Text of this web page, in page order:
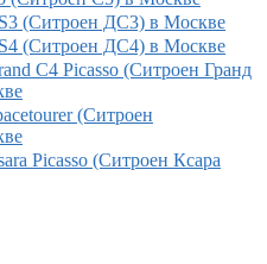
(Ситроен ДС3) в Москве
(Ситроен ДС4) в Москве
C4 Picasso (Ситроен Гранд
(Ситроен
Picasso (Ситроен Ксара